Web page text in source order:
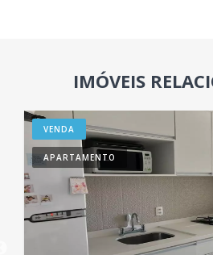
IMÓVEIS
VENDA
APARTAMENTO